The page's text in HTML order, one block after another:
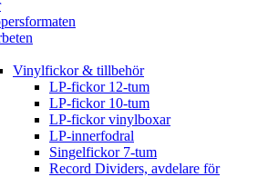
Vinylfickor & tillbehör
LP-fickor 12-tum
LP-fickor 10-tum
LP-fickor vinylboxar
LP-innerfodral
Singelfickor 7-tum
Record Dividers, avdelare för